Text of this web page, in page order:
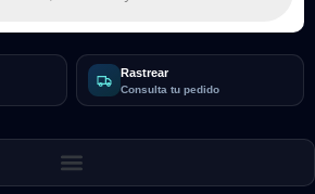
Rastrear
Consulta tu pedido